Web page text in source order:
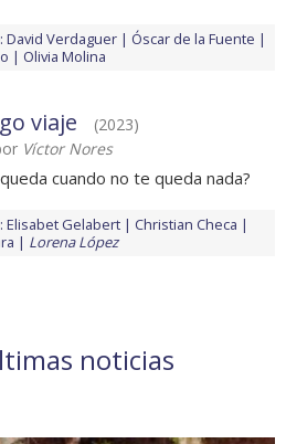
: David Verdaguer
Óscar de la Fuente
Olivia Molina
viaje
(2023)
Víctor Nores
cuando no te queda nada?
: Elisabet Gelabert
Christian Checa
Lorena López
noticias